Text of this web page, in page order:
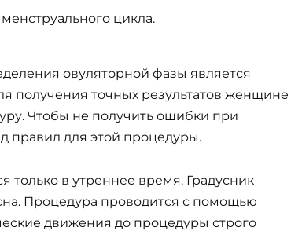
цикла.
овуляторной фазы является
получения точных результатов женщине
Чтобы не получить ошибки при
правил для этой процедуры.
в утреннее время. Градусник
Процедура проводится с помощью
движения до процедуры строго